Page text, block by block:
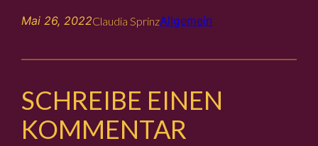
Mai 26, 2022Claudia SprinzAllgemein
SCHREIBE EINEN
KOMMENTAR